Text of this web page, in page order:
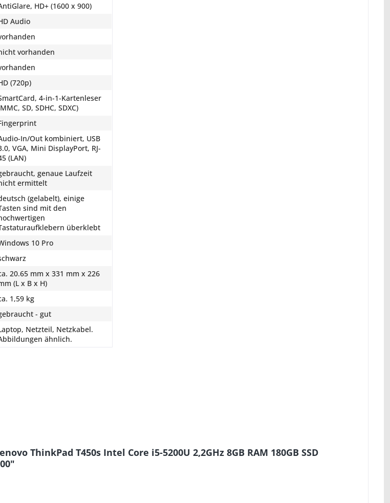
HD+ (1600 x 900)
Audio
vorhanden
(720p)
4-in-1-Kartenleser
SD, SDHC, SDXC)
In/Out kombiniert, USB
VGA, Mini DisplayPort, RJ-
(LAN)
genaue Laufzeit
ermittelt
(gelabelt), einige
sind mit den
überklebt
10 Pro
20.65 mm x 331 mm x 226
(L x B x H)
1,59 kg
- gut
Netzteil, Netzkabel.
ähnlich.
ThinkPad T450s Intel Core i5-5200U 2,2GHz 8GB RAM 180GB SSD